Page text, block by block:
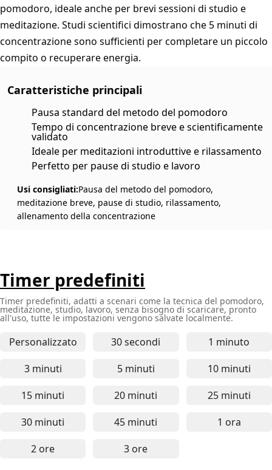
pomodoro, ideale anche per brevi sessioni di studio e
meditazione. Studi scientifici dimostrano che 5 minuti di
concentrazione sono sufficienti per completare un piccolo
compito o recuperare energia.
Caratteristiche principali
Pausa standard del metodo del pomodoro
Tempo di concentrazione breve e scientificamente
validato
Ideale per meditazioni introduttive e rilassamento
Perfetto per pause di studio e lavoro
Usi consigliati:Pausa del metodo del pomodoro,
meditazione breve, pause di studio, rilassamento,
allenamento della concentrazione
Timer predefiniti
Timer predefiniti, adatti a scenari come la tecnica del pomodoro,
meditazione, studio, lavoro, senza bisogno di scaricare, pronto
all'uso, tutte le impostazioni vengono salvate localmente.
Personalizzato 30 secondi 1 minuto
3 minuti
5 minuti 10 minuti
15 minuti
20 minuti 25 minuti
30 minuti
45 minuti 1 ora
2 ore
3 ore